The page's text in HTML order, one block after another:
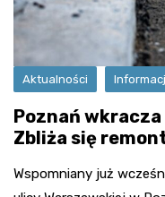
Aktualności
Poznań
Zbliża się
Wspomniany już